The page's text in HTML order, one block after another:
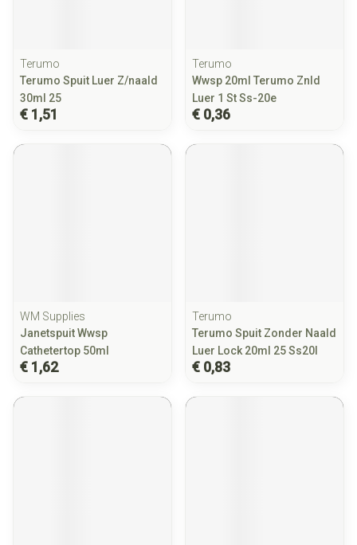
Terumo
Terumo Spuit Luer Z/naald
30ml 25
€ 1,51
Terumo
Wwsp 20ml Terumo Znld
Luer 1 St Ss-20e
€ 0,36
WM Supplies
Janetspuit Wwsp
Cathetertop 50ml
€ 1,62
Terumo
Terumo Spuit Zonder Naald
Luer Lock 20ml 25 Ss20l
€ 0,83